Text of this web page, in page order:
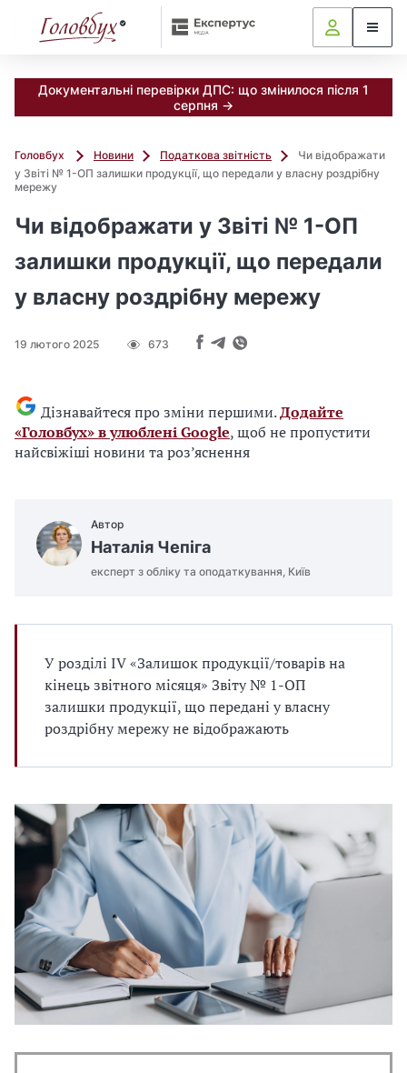
Документальні перевірки ДПС: що змінилося після 1
серпня →
Головбух Новини Податкова звітність
Чи відображати
у Звіті № 1-ОП залишки продукції, що передали у власну роздрібну
мережу
Чи відображати у Звіті № 1-ОП
залишки продукції, що передали
у власну роздрібну мережу
19 лютого 2025 673
Дізнавайтеся про зміни першими.Додайте
«Головбух» в улюблені Google, щоб не пропустити
найсвіжіші новини та роз’яснення
Автор
Наталія Чепіга
експерт з обліку та оподаткування, Київ
У розділі IV «Залишок продукції/товарів на
кінець звітного місяця» Звіту № 1-ОП
залишки продукції, що передані у власну
роздрібну мережу не відображають